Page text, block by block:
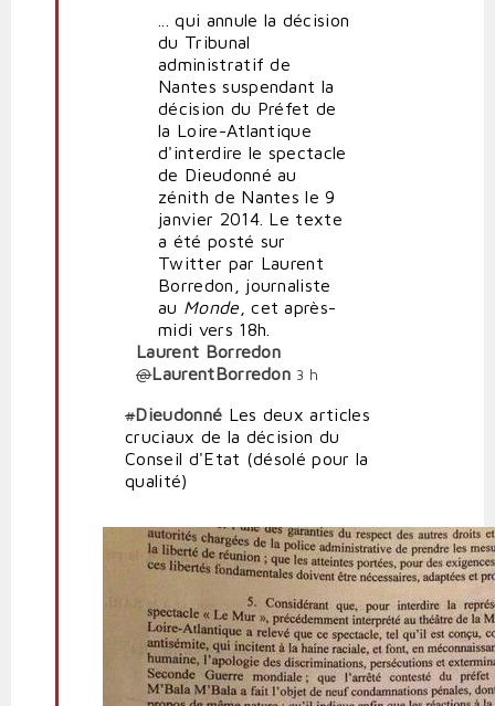
administratif
... qui annule la décision
du Tribunal
administratif de
Nantes suspendant la
décision du Préfet de
la Loire-Atlantique
d'interdire le spectacle
de Dieudonné au
zénith de Nantes le 9
janvier 2014. Le texte
a été posté sur
Twitter par Laurent
Borredon, journaliste
au Monde , cet après-
midi vers 18h.
Laurent Borredon
@LaurentBorredon 3 h
#Dieudonné Les deux articles
cruciaux de la décision du
Conseil d'Etat (désolé pour la
qualité)